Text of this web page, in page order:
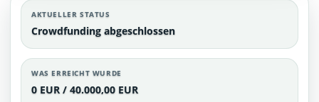
AKTUELLER STATUS
Crowdfunding abgeschlossen
WAS ERREICHT WURDE
0 EUR / 40.000,00 EUR